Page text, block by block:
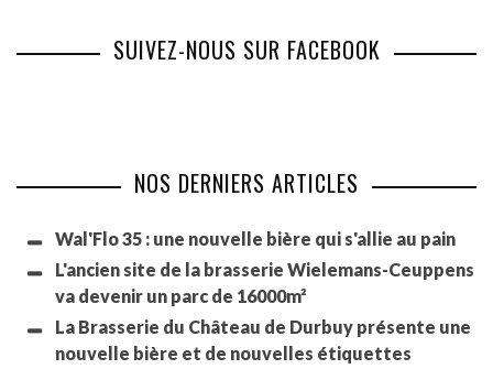
SUIVEZ-NOUS SUR FACEBOOK
NOS DERNIERS ARTICLES
Wal'Flo 35 : une nouvelle bière qui s'allie au pain
L'ancien site de la brasserie Wielemans-Ceuppens
va devenir un parc de 16000m²
La Brasserie du Château de Durbuy présente une
nouvelle bière et de nouvelles étiquettes